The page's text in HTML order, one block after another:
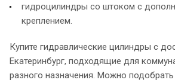
гидроцилиндры со штоком с
креплением.
Купите гидравлические цилиндры с
Екатеринбург, подходящие для
разного назначения. Можно